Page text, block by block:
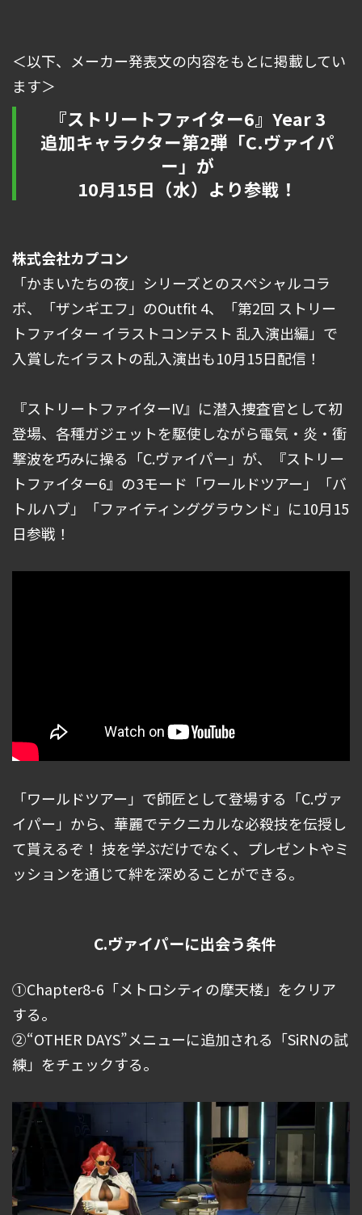
＜以下、メーカー発表文の内容をもとに掲載してい
ます＞
『ストリートファイター6』Year 3
追加キャラクター第2弾「C.ヴァイパ
ー」が
10月15日（水）より参戦！
株式会社カプコン
「かまいたちの夜」シリーズとのスペシャルコラ
ボ、「ザンギエフ」のOutfit 4、「第2回 ストリー
トファイター イラストコンテスト 乱入演出編」で
入賞したイラストの乱入演出も10月15日配信！
『ストリートファイターIV』に潜入捜査官として初
登場、各種ガジェットを駆使しながら電気・炎・衝
撃波を巧みに操る「C.ヴァイパー」が、『ストリー
トファイター6』の3モード「ワールドツアー」「バ
トルハブ」「ファイティンググラウンド」に10月15
日参戦！
「ワールドツアー」で師匠として登場する「C.ヴァ
イパー」から、華麗でテクニカルな必殺技を伝授し
て貰えるぞ！ 技を学ぶだけでなく、プレゼントやミ
ッションを通じて絆を深めることができる。
C.ヴァイパーに出会う条件
①Chapter8-6「メトロシティの摩天楼」をクリア
する。
➁“OTHER DAYS”メニューに追加される「SiRNの試
練」をチェックする。